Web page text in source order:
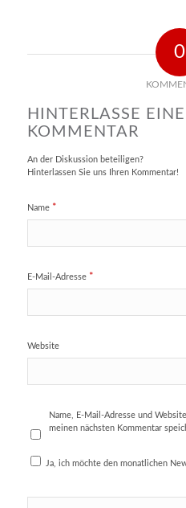
0
HINTERLASSE
KOMMENTAR
An der Diskussion beteiligen?
Hinterlassen Sie uns Ihren Kommentar!
Name *
E-Mail-Adresse *
Website
Name, E-Mail-Adresse und
meinen nächsten Kommentar
Ja, ich möchte den monatlichen